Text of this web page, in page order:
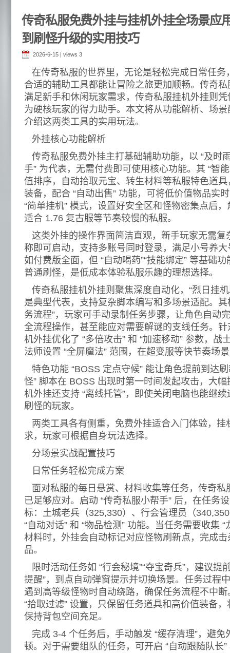
传奇私服免费外挂与挂机外挂全场景应
到刷怪升级的实用技巧
2026-6-15 | views 3
在传奇私服的世界里，无论是轻松完成日常任务
合适的辅助工具都能让冒险之旅更加顺畅。传奇
满足新手和休闲玩家需求，传奇私服挂机外挂则
为硬核玩家的得力助手。本文将从功能解析、场
介绍这两类工具的实用玩法。
外挂核心功能解析
传奇私服免费外挂主打基础辅助功能，以 “及时
手” 为代表，无需付费即可使用核心功能。其 “智
值排序，自动拾取元宝、转生材料等私服特色道
装备，配合 “自动出售” 功能，可将低价值物品实
“简单挂机” 模式，设置好安全区和怪物密集点后
适合 1.76 复古服等节奏较慢的私服。
这类外挂的操作界面简洁直观，新手玩家无需复
称即可启动，支持多账号同时登录，满足小号养
如付费版全面，但 “自动喝药”“技能绑定” 等基础
普通刷怪，是低成本体验私服乐趣的理想选择。
传奇私服挂机外挂则聚焦深度自动化，“烈日挂机
是典型代表，支持复杂脚本编写和多场景适配。
务流程”，玩家可手动录制任务步骤，让角色自动
全流程操作，甚至能应对需要解谜的支线任务。
机外挂优化了 “多倍攻击” 和 “加速移动” 参数，战
法师设置 “全屏魔法” 范围，在超变服等快节奏场
特色功能 “BOSS 定点守候” 能让角色提前到达
怪” 脚本在 BOSS 出现时第一时间发起攻击，大
机外挂还支持 “离线托管”，即使关闭电脑也能继
刷怪的玩家。
两类工具各有侧重，免费外挂适合入门体验，挂
求，玩家可根据自身玩法选择。
分场景实战配置技巧
日常任务轻松完成方案
面对私服的每日悬赏、材料收集等任务，传奇私
已足够应对。启动 “传奇私服小帮手” 后，在任务
标：土城老兵（325,330）、行会管理员（
“自动对话” 和 “物品检测” 功能。当任务需要收集 “
材料时，外挂会自动标记对应怪物刷新点，完成
品。
限时活动任务如 “行会秘境”“夺宝奇兵”，建议提
提醒”，到点自动弹窗提示并切换场景。任务过程
遇到高等级怪物时自动绕路，确保任务流程不中
“拾取过滤” 设置，只保留任务道具和高价值装备
保持背包空间充足。
完成 3-4 个任务后，手动触发 “缓存清理”，避免
顿。对于需要组队的任务，可开启 “自动跟随队长